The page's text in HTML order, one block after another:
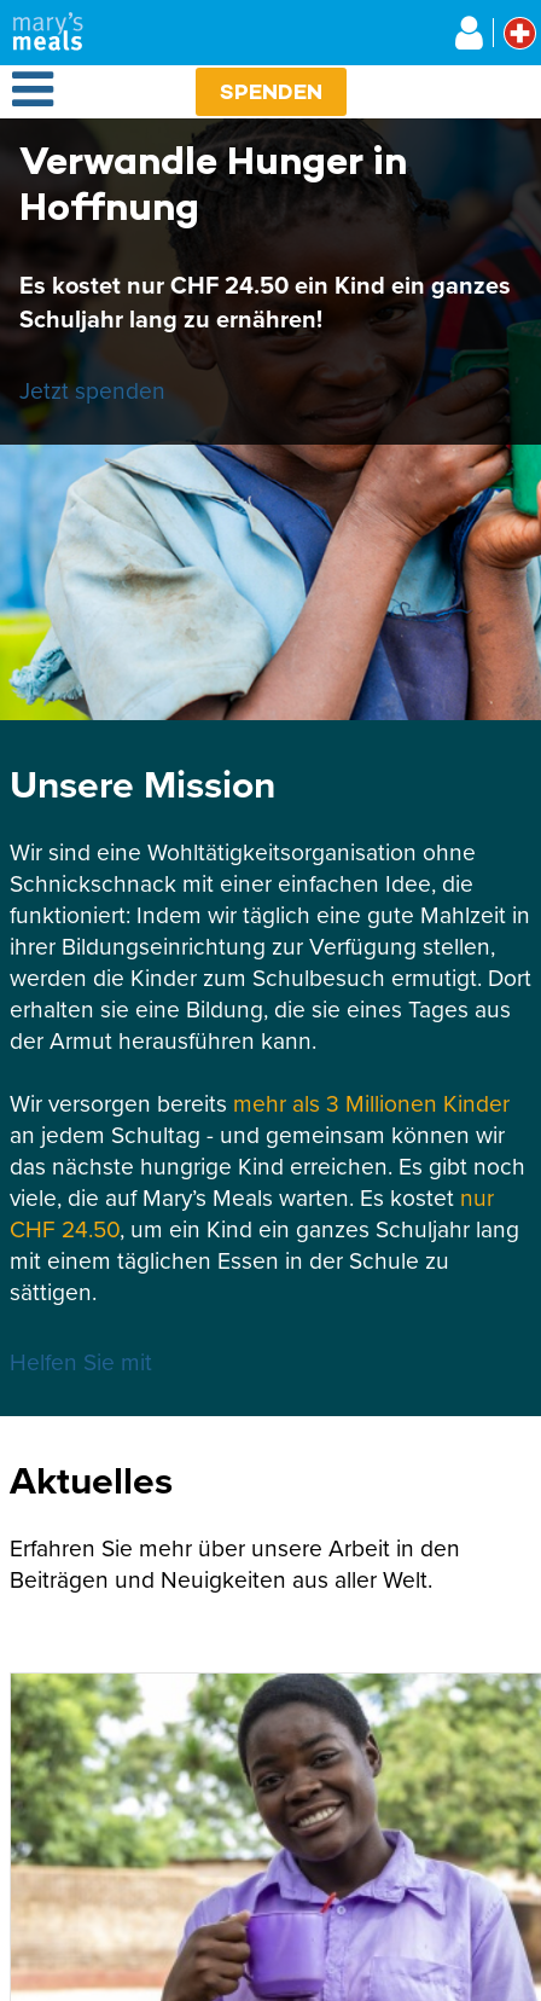
Direkt
zum
Inhalt
Open Menu SPENDEN
Verwandle Hunger in
Hoffnung
Es kostet nur CHF 24.50 ein Kind ein ganzes
Schuljahr lang zu ernähren!
Jetzt spenden
Unsere Mission
Wir sind eine Wohltätigkeitsorganisation ohne
Schnickschnack mit einer einfachen Idee, die
funktioniert: Indem wir täglich eine gute Mahlzeit in
ihrer Bildungseinrichtung zur Verfügung stellen,
werden die Kinder zum Schulbesuch ermutigt. Dort
erhalten sie eine Bildung, die sie eines Tages aus
der Armut herausführen kann.
Wir versorgen bereits mehr als 3 Millionen Kinder
an jedem Schultag - und gemeinsam können wir
das nächste hungrige Kind erreichen. Es gibt noch
viele, die auf Mary’s Meals warten. Es kostet nur
CHF 24.50, um ein Kind ein ganzes Schuljahr lang
mit einem täglichen Essen in der Schule zu
sättigen.
Helfen Sie mit
Aktuelles
Erfahren Sie mehr über unsere Arbeit in den
Beiträgen und Neuigkeiten aus aller Welt.